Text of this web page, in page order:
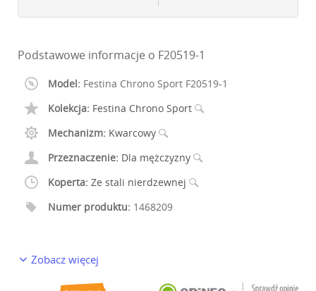
Podstawowe informacje o F20519-1
Model: Festina Chrono Sport F20519-1
Kolekcja: Festina Chrono Sport
Mechanizm: Kwarcowy
Przeznaczenie: Dla mężczyzny
Koperta: Ze stali nierdzewnej
Numer produktu: 1468209
Zobacz więcej